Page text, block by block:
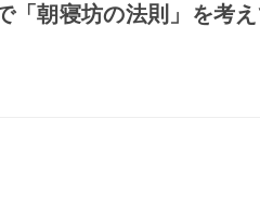
「朝寝坊の法則」を考